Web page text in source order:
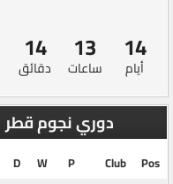
14
أيام
13
ساعات
14
دقائق
دوري نجوم قطر
Pos
Club
P
W
D